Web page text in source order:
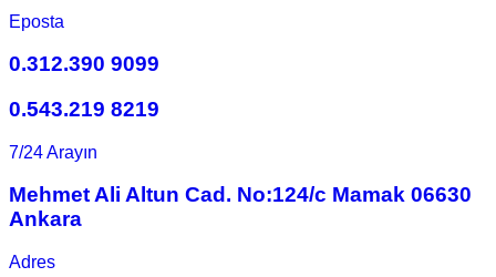
Eposta
0.312.390 9099
0.543.219 8219
7/24 Arayın
Mehmet Ali Altun Cad. No:124/c Mamak 06630
Ankara
Adres